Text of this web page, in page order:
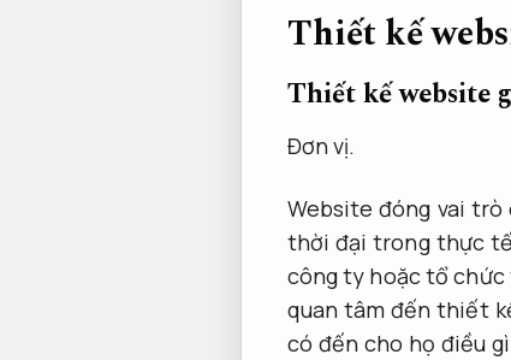
Thiết kế
Thiết kế website
Đơn vị.
Website đóng vai
thời đại trong thực
công ty hoặc tổ chức
quan tâm đến thiết
có đến cho họ điều